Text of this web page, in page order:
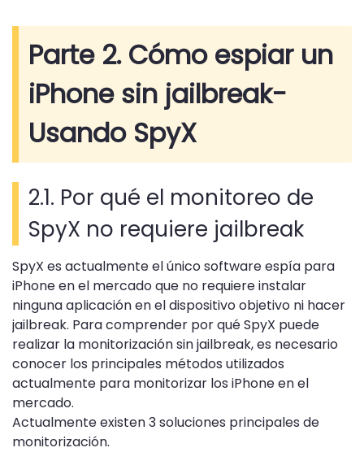
Parte 2. Cómo espiar un
iPhone sin jailbreak-
Usando SpyX
2.1. Por qué el monitoreo de
SpyX no requiere jailbreak
SpyX es actualmente el único software espía para
iPhone en el mercado que no requiere instalar
ninguna aplicación en el dispositivo objetivo ni hacer
jailbreak. Para comprender por qué SpyX puede
realizar la monitorización sin jailbreak, es necesario
conocer los principales métodos utilizados
actualmente para monitorizar los iPhone en el
mercado.
Actualmente existen 3 soluciones principales de
monitorización.